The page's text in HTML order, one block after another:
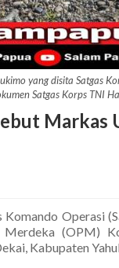
yang disita Satgas
Satgas Korps TNI
Markas
Komando Operasi
(OPM)
Kabupaten